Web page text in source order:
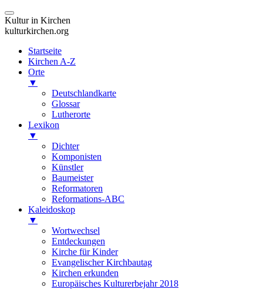
Kultur in Kirchen
kulturkirchen.org
Startseite
Kirchen A-Z
Orte
▼
Deutschlandkarte
Glossar
Lutherorte
Lexikon
▼
Dichter
Komponisten
Künstler
Baumeister
Reformatoren
Reformations-ABC
Kaleidoskop
▼
Wortwechsel
Entdeckungen
Kirche für Kinder
Evangelischer Kirchbautag
Kirchen erkunden
Europäisches Kulturerbejahr 2018